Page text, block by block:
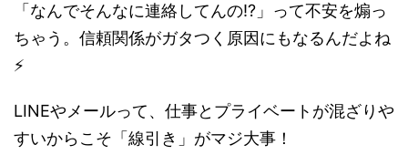
「なんでそんなに連絡してんの!?」って不安を煽っ
ちゃう。信頼関係がガタつく原因にもなるんだよね
⚡
LINEやメールって、仕事とプライベートが混ざりや
すいからこそ「線引き」がマジ大事！